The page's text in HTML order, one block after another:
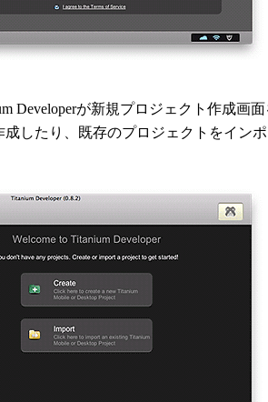
Developerが新規プロジェクト作成画面
したり、既存のプロジェクトをイン